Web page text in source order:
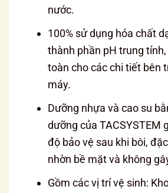
nước.
100% sử dụng hóa chất
thành phần pH trung
toàn cho các chi tiết bên
máy.
Dưỡng nhựa và cao su
dưỡng của TACSYSTEM
độ bảo vệ sau khi bôi,
nhờn bề mặt và không
Gồm các vị trí vệ sinh: